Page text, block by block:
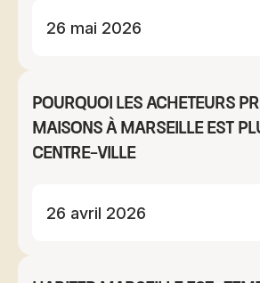
26 mai 2026
Pourquoi les acheteurs
maisons à Marseille Est
centre-ville
26 avril 2026